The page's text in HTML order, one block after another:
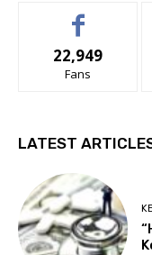
22,949
Fans
LATEST